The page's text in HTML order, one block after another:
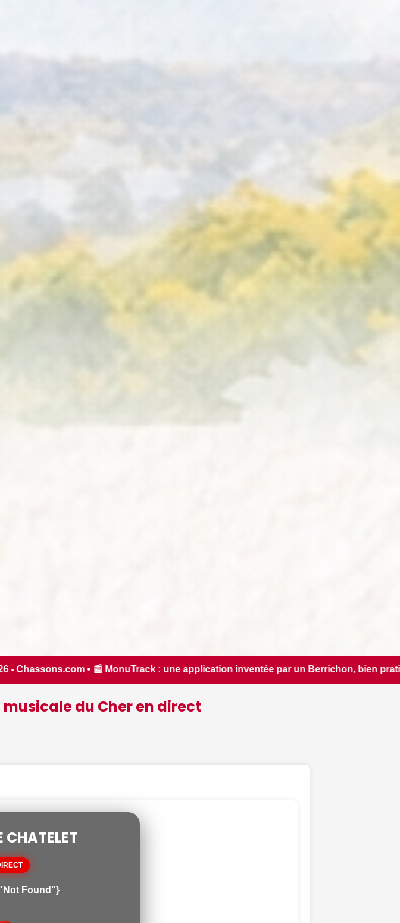
par un Berrichon, bien pratique pour découvrir le patrimoine d'une région -
du Cher en direct
CHATELET
Found"}